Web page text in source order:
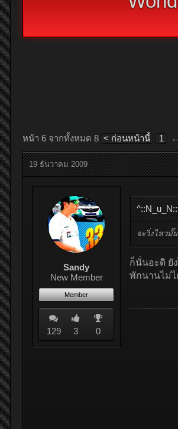
หน้า 6 จากทั้งหมด 8 < ก่อนหน้านี้ 1 ←
19 ธันวาคม 2009
Sandy
New Member
Member
129 3 0
จะวิ่งไหวมั๊
ก็นั่นอะดิ ยัง
พักนานไม่ไ